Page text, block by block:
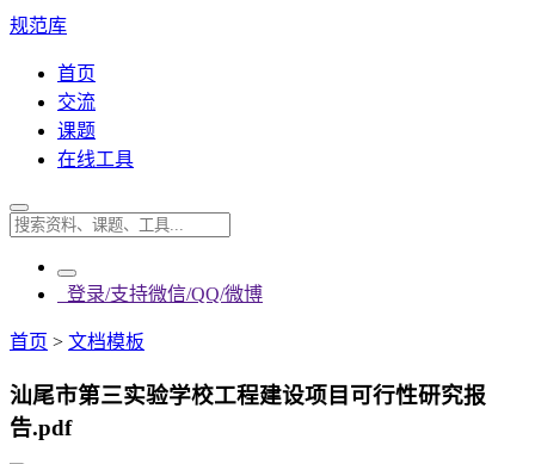
规范库
首页
交流
课题
在线工具
登录/支持微信/QQ/微博
首页 > 文档模板
汕尾市第三实验学校工程建设项目可行性研究报
告.pdf